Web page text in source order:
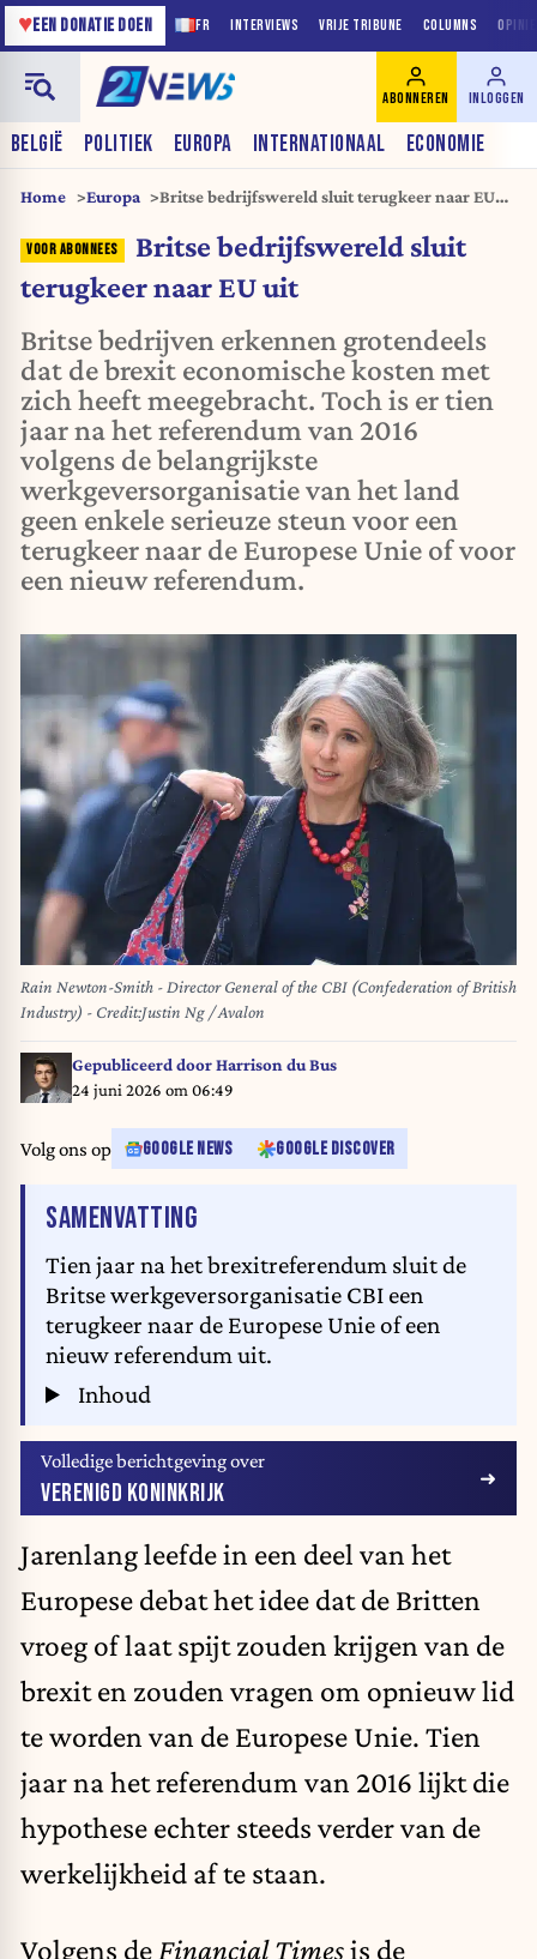
FR INTERVIEWS VRIJE TRIBUNE COLUMNS
♥EEN DONATIE DOEN
BELGIË POLITIEK EUROPA INTERNATIONAAL ECONOMIE
ABONNEREN INLOGGEN
Home Europa
Britse bedrijfswereld sluit terugkeer naar EU
Britse bedrijfswereld sluit
terugkeer naar EU uit
Britse bedrijven erkennen grotendeels
dat de brexit economische kosten met
zich heeft meegebracht. Toch is er tien
jaar na het referendum van 2016
volgens de belangrijkste
werkgeversorganisatie van het land
geen enkele serieuze steun voor een
terugkeer naar de Europese Unie of voor
een nieuw referendum.
Rain Newton-Smith - Director General of the CBI (Confederation of British
Industry) - Credit:Justin Ng / Avalon
Gepubliceerd doorHarrison du Bus
24 juni 2026 om 06:49
Volg ons op GOOGLE NEWS GOOGLE DISCOVER
SAMENVATTING
Tien jaar na het brexitreferendum sluit de
Britse werkgeversorganisatie CBI een
terugkeer naar de Europese Unie of een
nieuw referendum uit.
Inhoud
Volledige berichtgeving over
VERENIGD KONINKRIJK
Jarenlang leefde in een deel van het
Europese debat het idee dat de Britten
vroeg of laat spijt zouden krijgen van de
brexit en zouden vragen om opnieuw lid
te worden van de Europese Unie. Tien
jaar na het referendum van 2016 lijkt die
hypothese echter steeds verder van de
werkelijkheid af te staan.
Volgens de Financial Timesis de